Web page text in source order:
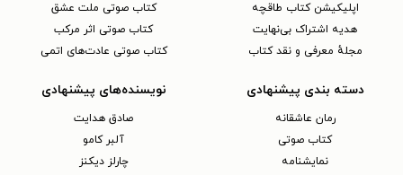
اپلیکیشن کتاب طاقچه
هدیه اشتراک بی‌نهایت
مجلهٔ معرفی و نقد کتاب
کتاب صوتی ملت عشق
کتاب صوتی اثر مرکب
کتاب صوتی عادت‌های اتمی
دسته بندی پیشنهادی
رمان عاشقانه
کتاب‌ صوتی
نمایشنامه
نویسنده‌های پیشنهادی
صادق هدایت
آلبر کامو
چارلز دیکنز